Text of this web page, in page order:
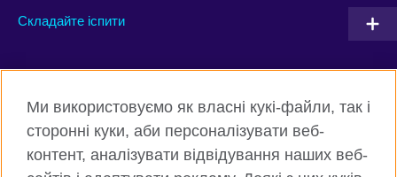
Складайте іспити
Connect with us
Facebook Twitter
Instagram Flickr
Ми використовуємо як власні кукі-файли, так і
сторонні куки, аби персоналізувати веб-
контент, аналізувати відвідування наших веб-